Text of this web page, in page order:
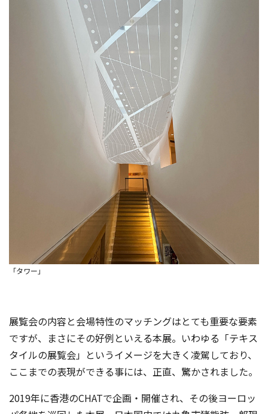
「タワー」
展覧会の内容と会場特性のマッチングはとても重要な要素
ですが、まさにその好例といえる本展。いわゆる「テキス
タイルの展覧会」というイメージを大きく凌駕しており、
ここまでの表現ができる事には、正直、驚かされました。
2019年に香港のCHATで企画・開催され、その後ヨーロッ